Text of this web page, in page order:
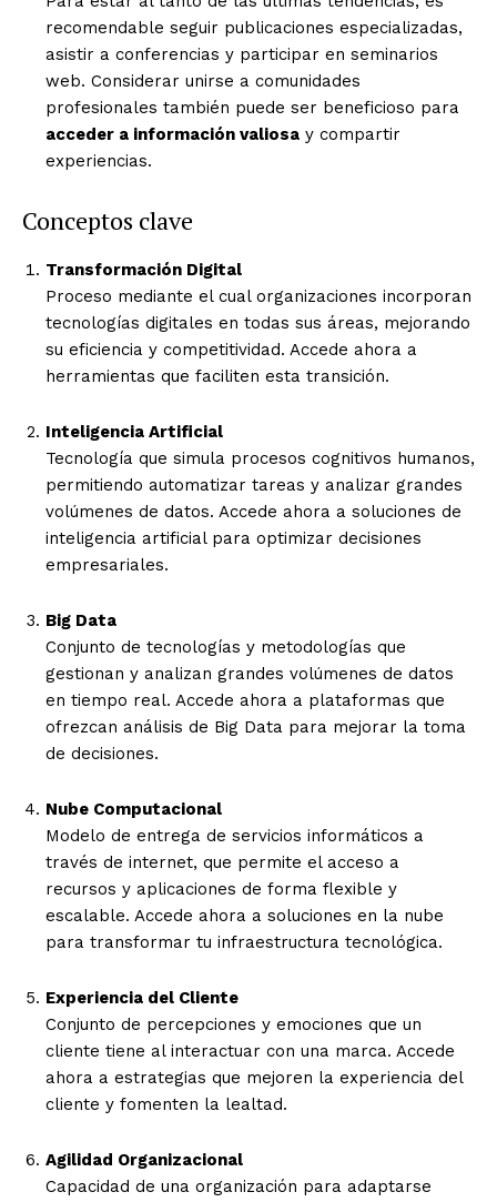
recomendable seguir publicaciones especializadas,
asistir a conferencias y participar en seminarios
web. Considerar unirse a comunidades
profesionales también puede ser beneficioso para
acceder a información valiosa y compartir
experiencias.
Conceptos clave
Transformación Digital
Proceso mediante el cual organizaciones incorporan
tecnologías digitales en todas sus áreas, mejorando
su eficiencia y competitividad. Accede ahora a
herramientas que faciliten esta transición.
Inteligencia Artificial
Tecnología que simula procesos cognitivos humanos,
permitiendo automatizar tareas y analizar grandes
volúmenes de datos. Accede ahora a soluciones de
inteligencia artificial para optimizar decisiones
empresariales.
Big Data
Conjunto de tecnologías y metodologías que
gestionan y analizan grandes volúmenes de datos
en tiempo real. Accede ahora a plataformas que
ofrezcan análisis de Big Data para mejorar la toma
de decisiones.
Nube Computacional
Modelo de entrega de servicios informáticos a
través de internet, que permite el acceso a
recursos y aplicaciones de forma flexible y
escalable. Accede ahora a soluciones en la nube
para transformar tu infraestructura tecnológica.
Experiencia del Cliente
Conjunto de percepciones y emociones que un
cliente tiene al interactuar con una marca. Accede
ahora a estrategias que mejoren la experiencia del
cliente y fomenten la lealtad.
Agilidad Organizacional
Capacidad de una organización para adaptarse